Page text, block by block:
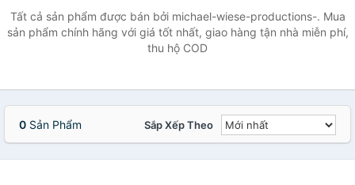
Tất cả sản phẩm được bán bởi michael-wiese-productions-. Mua
sản phẩm chính hãng với giá tốt nhất, giao hàng tận nhà miễn phí,
thu hộ COD
0 Sản Phẩm Sắp Xếp Theo